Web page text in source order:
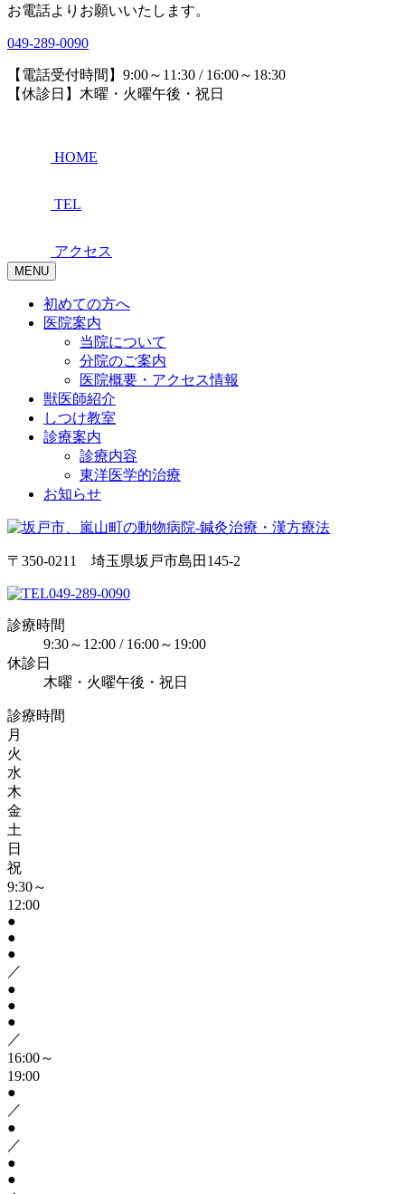
お電話よりお願いいたします。
049-289-0090
【電話受付時間】9:00～11:30 / 16:00～18:30
【休診日】木曜・火曜午後・祝日
HOME
TEL
アクセス
MENU
初めての方へ
医院案内
当院について
分院のご案内
医院概要・アクセス情報
獣医師紹介
しつけ教室
診療案内
診療内容
東洋医学的治療
お知らせ
〒350-0211 埼玉県坂戸市島田145-2
049-289-0090
診療時間
9:30～12:00 / 16:00～19:00
休診日
木曜・火曜午後・祝日
診療時間
月
火
水
木
金
土
日
祝
9:30～
12:00
●
●
●
／
●
●
●
／
16:00～
19:00
●
／
●
／
●
●